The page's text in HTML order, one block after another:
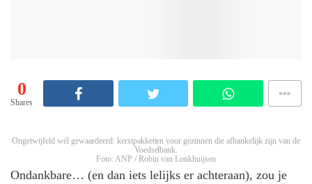
0
Shares
Ongetwijfeld wél gewaardeerd: kerstpakketten voor gezinnen die afhankelijk zijn van de
Voedselbank.
Foto: ANP / Robin van Lonkhuijsen
Ondankbare… (en dan iets lelijks er achteraan), zou je